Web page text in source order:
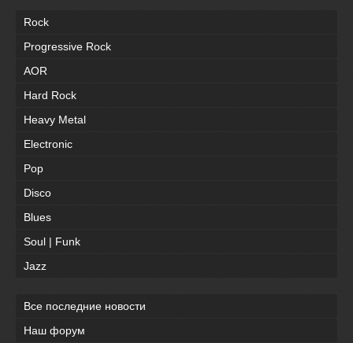
Rock
Progressive Rock
AOR
Hard Rock
Heavy Metal
Electronic
Pop
Disco
Blues
Soul | Funk
Jazz
Все последние новости
Наш форум